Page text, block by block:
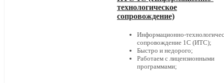
технологическое
сопровождение)
Информационно-
сопровождение 1С (ИТС);
Быстро и недорого;
Работаем с лицензионными
программами;